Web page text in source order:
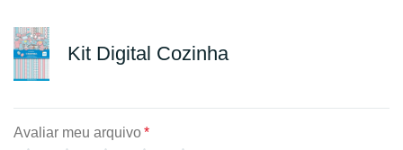
Kit Digital Cozinha
Avaliar meu arquivo*